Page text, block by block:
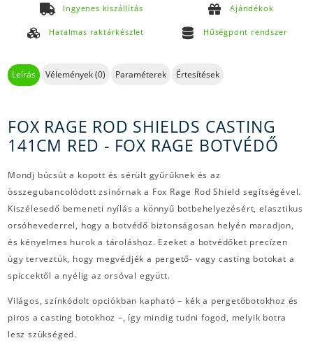
Ingyenes kiszállítás Ajándékok
Hatalmas raktárkészlet Hűségpont rendszer
Leírás Vélemények (0) Paraméterek Értesítések
FOX RAGE ROD SHIELDS CASTING
141CM RED - FOX RAGE BOTVÉDŐ
Mondj búcsút a kopott és sérült gyűrűknek és az
összegubancolódott zsinórnak a Fox Rage Rod Shield segítségével.
Kiszélesedő bemeneti nyílás a könnyű botbehelyezésért, elasztikus
orsóhevederrel, hogy a botvédő biztonságosan helyén maradjon,
és kényelmes hurok a tároláshoz. Ezeket a botvédőket precízen
úgy terveztük, hogy megvédjék a pergető- vagy casting botokat a
spiccektől a nyélig az orsóval együtt.
Világos, színkódolt opciókban kapható – kék a pergetőbotokhoz és
piros a casting botokhoz –, így mindig tudni fogod, melyik botra
lesz szükséged.